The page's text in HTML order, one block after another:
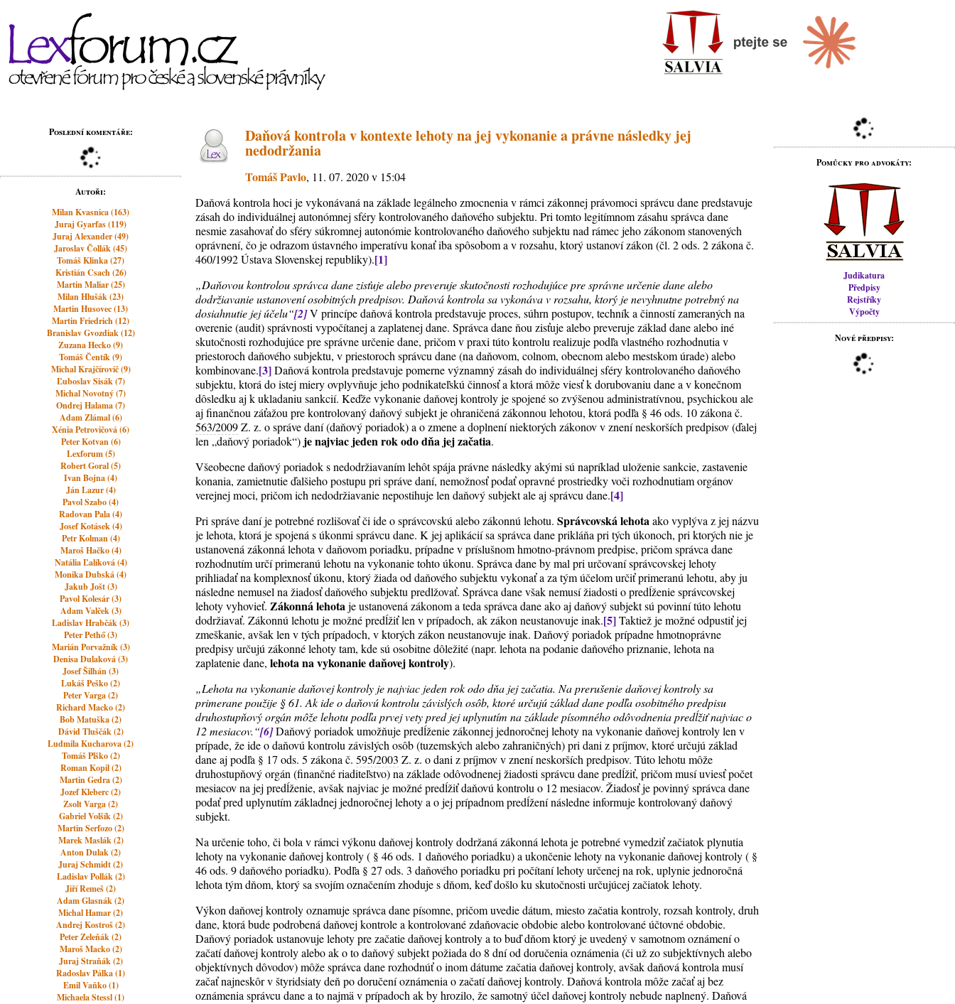
Poslední komentáře:
Autoři:
Milan Kvasnica (163)
Juraj Gyarfas (119)
Juraj Alexander (49)
Jaroslav Čollák (45)
Tomáš Klinka (27)
Kristián Csach (26)
Martin Maliar (25)
Milan Hlušák (23)
Martin Husovec (13)
Martin Friedrich (12)
Branislav Gvozdiak (12)
Zuzana Hecko (9)
Tomáš Čentík (9)
Michal Krajčírovič (9)
Ľuboslav Sisák (7)
Michal Novotný (7)
Ondrej Halama (7)
Adam Zlámal (6)
Xénia Petrovičová (6)
Peter Kotvan (6)
Lexforum (5)
Robert Goral (5)
Ivan Bojna (4)
Ján Lazur (4)
Pavol Szabo (4)
Radovan Pala (4)
Josef Kotásek (4)
Petr Kolman (4)
Maroš Hačko (4)
Natália Ľalíková (4)
Monika Dubská (4)
Jakub Jošt (3)
Pavol Kolesár (3)
Adam Valček (3)
Ladislav Hrabčák (3)
Peter Pethő (3)
Marián Porvažník (3)
Denisa Dulaková (3)
Josef Šilhán (3)
Lukáš Peško (2)
Peter Varga (2)
Richard Macko (2)
Bob Matuška (2)
Dávid Tluščák (2)
Ludmila Kucharova (2)
Tomáš Plško (2)
Roman Kopil (2)
Martin Gedra (2)
Jozef Kleberc (2)
Zsolt Varga (2)
Gabriel Volšík (2)
Martin Serfozo (2)
Marek Maslák (2)
Anton Dulak (2)
Juraj Schmidt (2)
Ladislav Pollák (2)
Jiří Remeš (2)
Adam Glasnák (2)
Michal Hamar (2)
Andrej Kostroš (2)
Peter Zeleňák (2)
Maroš Macko (2)
Juraj Straňák (2)
Radoslav Pálka (1)
Emil Vaňko (1)
Michaela Stessl (1)
Pomůcky pro advokáty:
Judikatura
Předpisy
Rejstříky
Výpočty
Nové předpisy:
Daňová kontrola v kontexte lehoty na jej vykonanie a právne následky jej
nedodržania
Tomáš Pavlo, 11. 07. 2020 v 15:04
Daňová kontrola hoci je vykonávaná na základe legálneho zmocnenia v rámci zákonnej právomoci správcu dane predstavuje
zásah do individuálnej autonómnej sféry kontrolovaného daňového subjektu. Pri tomto legitímnom zásahu správca dane
nesmie zasahovať do sféry súkromnej autonómie kontrolovaného daňového subjektu nad rámec jeho zákonom stanovených
oprávnení, čo je odrazom ústavného imperatívu konať iba spôsobom a v rozsahu, ktorý ustanoví zákon (čl. 2 ods. 2 zákona č.
460/1992 Ústava Slovenskej republiky).[1]
„Daňovou kontrolou správca dane zisťuje alebo preveruje skutočnosti rozhodujúce pre správne určenie dane alebo
dodržiavanie ustanovení osobitných predpisov. Daňová kontrola sa vykonáva v rozsahu, ktorý je nevyhnutne potrebný na
dosiahnutie jej účelu“[2]V princípe daňová kontrola predstavuje proces, súhrn postupov, techník a činností zameraných na
overenie (audit) správnosti vypočítanej a zaplatenej dane. Správca dane ňou zisťuje alebo preveruje základ dane alebo iné
skutočnosti rozhodujúce pre správne určenie dane, pričom v praxi túto kontrolu realizuje podľa vlastného rozhodnutia v
priestoroch daňového subjektu, v priestoroch správcu dane (na daňovom, colnom, obecnom alebo mestskom úrade) alebo
kombinovane.[3]Daňová kontrola predstavuje pomerne významný zásah do individuálnej sféry kontrolovaného daňového
subjektu, ktorá do istej miery ovplyvňuje jeho podnikateľskú činnosť a ktorá môže viesť k dorubovaniu dane a v konečnom
dôsledku aj k ukladaniu sankcií. Keďže vykonanie daňovej kontroly je spojené so zvýšenou administratívnou, psychickou ale
aj finančnou záťažou pre kontrolovaný daňový subjekt je ohraničená zákonnou lehotou, ktorá podľa § 46 ods. 10 zákona č.
563/2009Z. z. o správe daní (daňový poriadok) a o zmene a doplnení niektorých zákonov v znení neskorších predpisov (ďalej
len „daňový poriadok“) je najviac jeden rok odo dňa jej začatia.
Všeobecne daňový poriadok s nedodržiavaním lehôt spája právne následky akými sú napríklad uloženie sankcie, zastavenie
konania, zamietnutie ďalšieho postupu pri správe daní, nemožnosť podať opravné prostriedky voči rozhodnutiam orgánov
verejnej moci, pričom ich nedodržiavanie nepostihuje len daňový subjekt ale aj správcu dane.[4]
Pri správe daní je potrebné rozlišovať či ide o správcovskú alebo zákonnú lehotu.Správcovská lehotaako vyplýva z jej názvu
je lehota, ktorá je spojená s úkonmi správcu dane. K jej aplikácií sa správca dane prikláňa pri tých úkonoch, pri ktorých nie je
ustanovená zákonná lehota v daňovom poriadku, prípadne v príslušnom hmotno-právnom predpise, pričom správca dane
rozhodnutím určí primeranú lehotu na vykonanie tohto úkonu. Správca dane by mal pri určovaní správcovskej lehoty
prihliadať na komplexnosť úkonu, ktorý žiada od daňového subjektu vykonať a za tým účelom určiť primeranú lehotu, aby ju
následne nemusel na žiadosť daňového subjektu predlžovať. Správca dane však nemusí žiadosti o predĺženie správcovskej
lehoty vyhovieť. Zákonná lehotaje ustanovená zákonom a teda správca dane ako aj daňový subjekt sú povinní túto lehotu
dodržiavať. Zákonnú lehotu je možné predĺžiť len v prípadoch, ak zákon neustanovuje inak.[5]Taktiež je možné odpustiť jej
zmeškanie, avšak len v tých prípadoch, v ktorých zákon neustanovuje inak. Daňový poriadok prípadne hmotnoprávne
predpisy určujú zákonné lehoty tam, kde sú osobitne dôležité (napr. lehota na podanie daňového priznanie, lehota na
zaplatenie dane,lehota na vykonanie daňovej kontroly).
„Lehota na vykonanie daňovej kontroly je najviac jeden rok odo dňa jej začatia. Na prerušenie daňovej kontroly sa
primerane použije § 61. Ak ide o daňovú kontrolu závislých osôb, ktoré určujú základ dane podľa osobitného predpisu
druhostupňový orgán môže lehotu podľa prvej vety pred jej uplynutím na základe písomného odôvodnenia predĺžiť najviac o
12 mesiacov.“[6]Daňový poriadok umožňuje predĺženie zákonnej jednoročnej lehoty na vykonanie daňovej kontroly len v
prípade, že ide o daňovú kontrolu závislých osôb (tuzemských alebo zahraničných) pri dani z príjmov, ktoré určujú základ
dane aj podľa § 17 ods. 5 zákona č.595/2003 Z. z. o dani z príjmov v znení neskorších predpisov. Túto lehotu môže
druhostupňový orgán (finančné riaditeľstvo) na základe odôvodnenej žiadosti správcu dane predĺžiť, pričom musí uviesť počet
mesiacov na jej predĺženie, avšak najviac je možné predĺžiť daňovú kontrolu o 12 mesiacov. Žiadosť je povinný správca dane
podať pred uplynutím základnej jednoročnej lehoty a o jej prípadnom predĺžení následne informuje kontrolovaný daňový
subjekt.
Na určenie toho, či bola v rámci výkonu daňovej kontroly dodržaná zákonná lehota je potrebné vymedziť začiatok plynutia
lehoty na vykonanie daňovej kontroly ( § 46 ods. 1 daňového poriadku) a ukončenie lehoty na vykonanie daňovej kontroly ( §
46 ods. 9 daňového poriadku). Podľa § 27 ods. 3 daňového poriadku pri počítaní lehoty určenej na rok, uplynie jednoročná
lehota tým dňom, ktorý sa svojím označením zhoduje s dňom, keď došlo ku skutočnosti určujúcej začiatok lehoty.
Výkon daňovej kontroly oznamuje správca dane písomne, pričom uvedie dátum, miesto začatia kontroly, rozsah kontroly, druh
dane, ktorá bude podrobená daňovej kontrole a kontrolované zdaňovacie obdobie alebo kontrolované účtovné obdobie.
Daňový poriadok ustanovuje lehoty pre začatie daňovej kontroly a to buď dňom ktorý je uvedený v samotnom oznámení o
začatí daňovej kontroly alebo ak o to daňový subjekt požiada do 8 dní od doručenia oznámenia (či už zo subjektívnych alebo
objektívnych dôvodov) môže správca dane rozhodnúť o inom dátume začatia daňovej kontroly, avšak daňová kontrola musí
začať najneskôr v štyridsiaty deň po doručení oznámenia o začatí daňovej kontroly. Daňová kontrola môže začať aj bez
oznámenia správcu dane a to najmä v prípadoch ak by hrozilo, že samotný účel daňovej kontroly nebude naplnený. Daňová